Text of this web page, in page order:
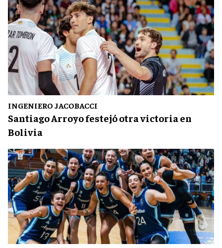
INGENIERO JACOBACCI
Santiago Arroyo festejó otra victoria en
Bolivia